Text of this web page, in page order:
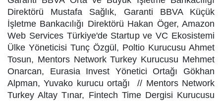
Direktörü Mustafa Sağlık, Garanti BBVA Küçük
İşletme Bankacılığı Direktörü Hakan Öger, Amazon
Web Services Türkiye'de Startup ve VC Ekosistemi
Ülke Yöneticisi Tunç Özgül, Poltio Kurucusu Ahmet
Tosun, Mentors Network Turkey Kurucusu Mehmet
Onarcan, Eurasia Invest Yönetici Ortağı Gökhan
Alpman, Yuvako kurucu ortağı // Mentors Network
Turkey Altay Tınar, Fintech Time Dergisi Kurucusu